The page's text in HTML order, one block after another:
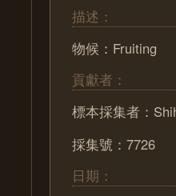
描述：
物候：Fruiting
貢獻者：
標本採集者：
採集號：7726
日期：